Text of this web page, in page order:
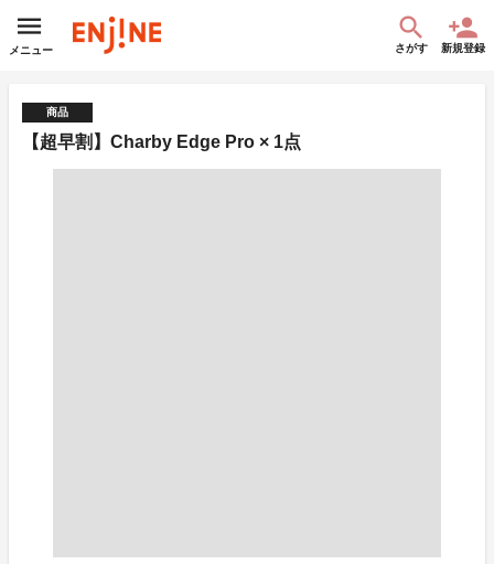
メニュー さがす 新規登録
商品
【超早割】Charby Edge Pro × 1点